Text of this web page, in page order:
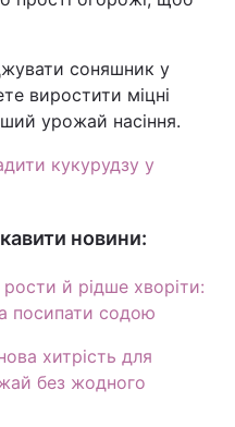
соняшник у
виростити міцні
урожай насіння.
кукурудзу у
новини:
й рідше хворіти:
посипати содою
хитрість для
без жодного